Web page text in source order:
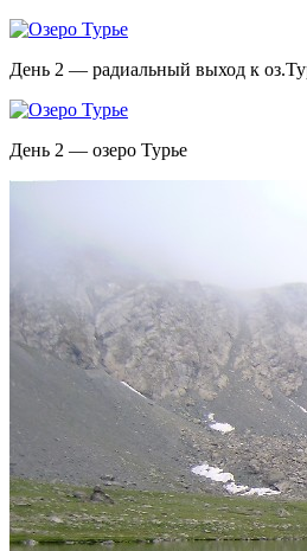
День 2 — радиальный выход к
День 2 — озеро Турье